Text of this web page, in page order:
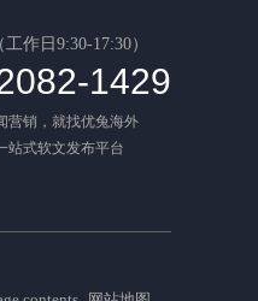
作日9:30-17:30）
1429
营销，就找优兔海外
站式软文发布平台